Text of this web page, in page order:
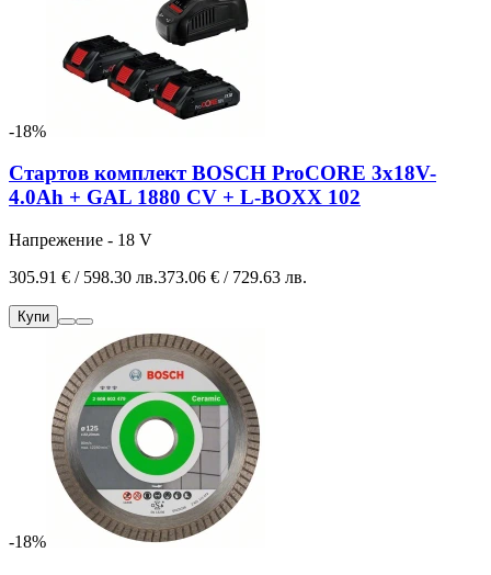
-18%
Стартов комплект BOSCH ProCORE 3x18V-
4.0Ah + GAL 1880 CV + L-BOXX 102
Напрежение - 18 V
305.91 € / 598.30 лв.373.06 € / 729.63 лв.
Купи
-18%